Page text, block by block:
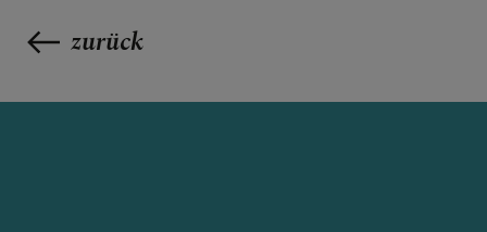
zurück